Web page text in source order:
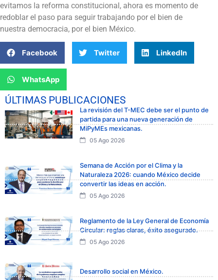
evitamos la reforma constitucional, ahora es momento de
redoblar el paso para seguir trabajando por el bien de
nuestra democracia, por el bien México.
Facebook Twitter LinkedIn
WhatsApp
ÚLTIMAS PUBLICACIONES
La revisión del T-MEC debe ser el punto de
partida para una nueva generación de
MiPyMEs mexicanas.
05 Ago 2026
Semana de Acción por el Clima y la
Naturaleza 2026: cuando México decide
convertir las ideas en acción.
05 Ago 2026
Reglamento de la Ley General de Economía
Circular: reglas claras, éxito asegurado.
05 Ago 2026
Desarrollo social en México.